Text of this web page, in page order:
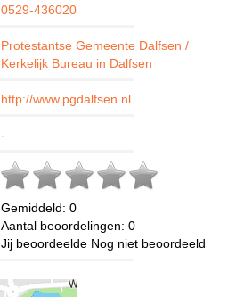
0529-436020
Protestantse Gemeente Dalfsen /
Kerkelijk Bureau in Dalfsen
http://www.pgdalfsen.nl
-
Gemiddeld: 0
Aantal beoordelingen: 0
Jij beoordeelde Nog niet beoordeeld